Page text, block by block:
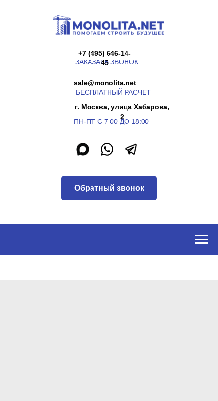
г. Москва, улица Хабарова,
ПН-ПТ С 7:00 ДО 18:00
45
ЗАКАЗАТЬ ЗВОНОК
БЕСПЛАТНЫЙ РАСЧЕТ